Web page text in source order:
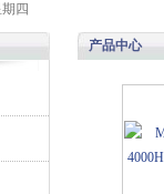
四
产品中心